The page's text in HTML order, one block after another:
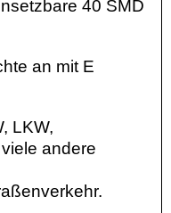
40 SMD
an mit E
LKW,
andere